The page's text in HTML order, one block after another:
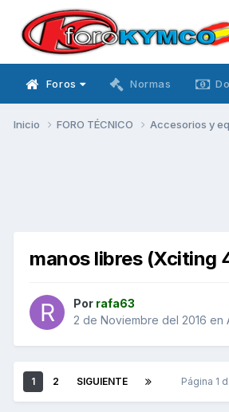
Foros Normas
Inicio FORO TÉCNICO Accesorios y
manos libres (Xciting
Por rafa63
2 de Noviembre del 2016 en
1 2 SIGUIENTE Página 1